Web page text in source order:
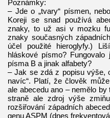
Poznámky:
– Jde o „tvary“ písmen,
Koreji se snad používá
znaky, to už asi v mozku
znaky současných
účel použité hieroglyfy.)
hláskové písmo? Fungovalo
písma B a jinak alfabety?
– Jak se zdá z popisu výše,
navíc“. Platí, že člověk
ale abecedu ano – nemělo
straně ale zdroj výše
rozšiřování západních
genu ASPM (dnes